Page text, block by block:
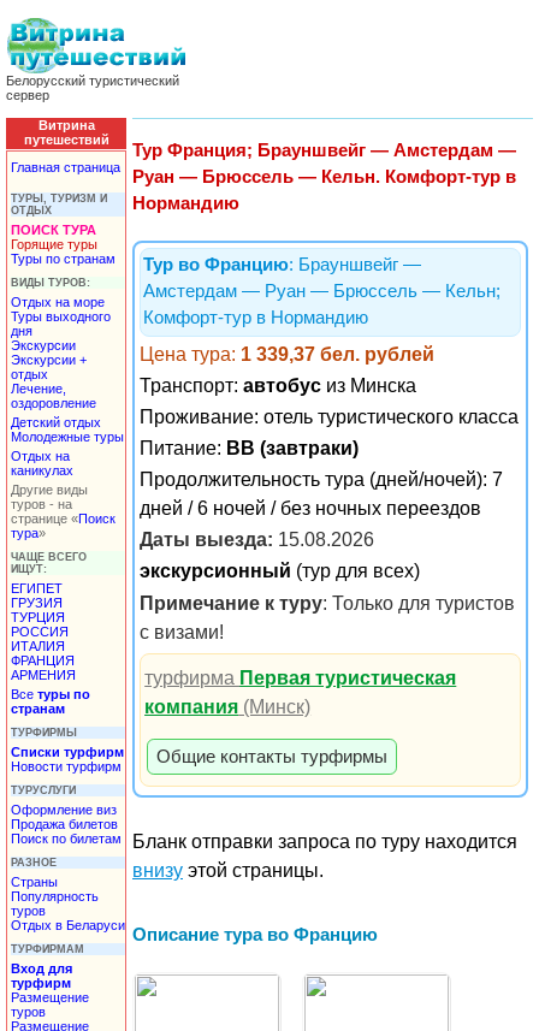
Белорусский туристический
сервер
Витрина
путешествий
Главная страница
ТУРЫ, ТУРИЗМ И
ОТДЫХ
ПОИСК ТУРА
Горящие туры
Туры по странам
ВИДЫ ТУРОВ:
Отдых на море
Туры выходного
дня
Экскурсии
Экскурсии +
отдых
Лечение,
оздоровление
Детский отдых
Молодежные туры
Отдых на
каникулах
Другие виды
туров - на
странице «Поиск
тура»
ЧАЩЕ ВСЕГО
ИЩУТ:
ЕГИПЕТ
ГРУЗИЯ
ТУРЦИЯ
РОССИЯ
ИТАЛИЯ
ФРАНЦИЯ
АРМЕНИЯ
Все туры по
странам
ТУРФИРМЫ
Списки турфирм
Новости турфирм
ТУРУСЛУГИ
Оформление виз
Продажа билетов
Поиск по билетам
РАЗНОЕ
Страны
Популярность
туров
Отдых в Беларуси
ТУРФИРМАМ
Вход для
турфирм
Размещение
туров
Размещение
Тур Франция; Брауншвейг — Амстердам —
Руан — Брюссель — Кельн. Комфорт-тур в
Нормандию
Тур во Францию: Брауншвейг —
Амстердам — Руан — Брюссель — Кельн;
Комфорт-тур в Нормандию
Цена тура: 1 339,37 бел. рублей
Транспорт: автобус из Минска
Проживание: отель туристического класса
Питание: BB (завтраки)
Продолжительность тура (дней/ночей): 7
дней / 6 ночей / без ночных переездов
Даты выезда: 15.08.2026
экскурсионный (тур для всех)
Примечание к туру: Только для туристов
с визами!
турфирма Первая туристическая
компания (Минск)
Общие контакты турфирмы
Бланк отправки запроса по туру находится
внизу этой страницы.
Описание тура во Францию